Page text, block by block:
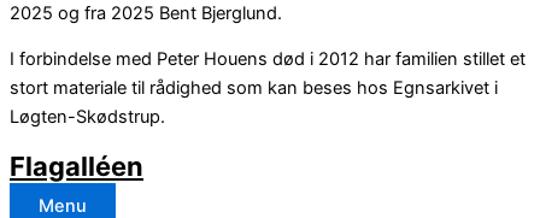
2025 og fra 2025 Bent Bjerglund.
I forbindelse med Peter Houens død i 2012 har familien stillet et
stort materiale til rådighed som kan beses hos Egnsarkivet i
Løgten-Skødstrup.
Flagalléen
Menu